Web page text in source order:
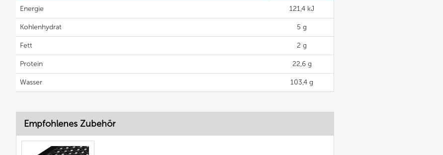
Energie 121,4 kJ
Kohlenhydrat 5 g
Fett 2 g
Protein 22,6 g
Wasser 103,4 g
Empfohlenes Zubehör